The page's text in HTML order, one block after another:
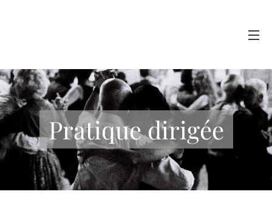
Pratique dirigée